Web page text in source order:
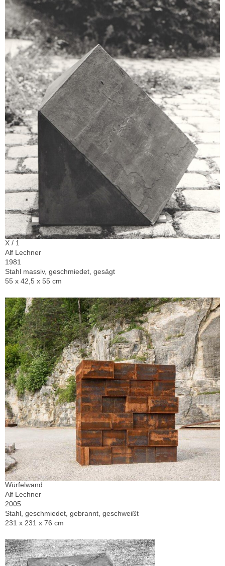
X / 1
Alf Lechner
1981
Stahl massiv, geschmiedet, gesägt
55 x 42,5 x 55 cm
Würfelwand
Alf Lechner
2005
Stahl, geschmiedet, gebrannt, geschweißt
231 x 231 x 76 cm